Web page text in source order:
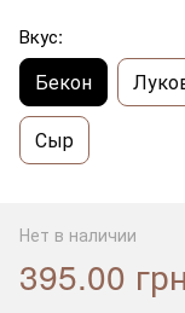
Вкус:
Бекон
Сыр
Нет в наличии
395.00